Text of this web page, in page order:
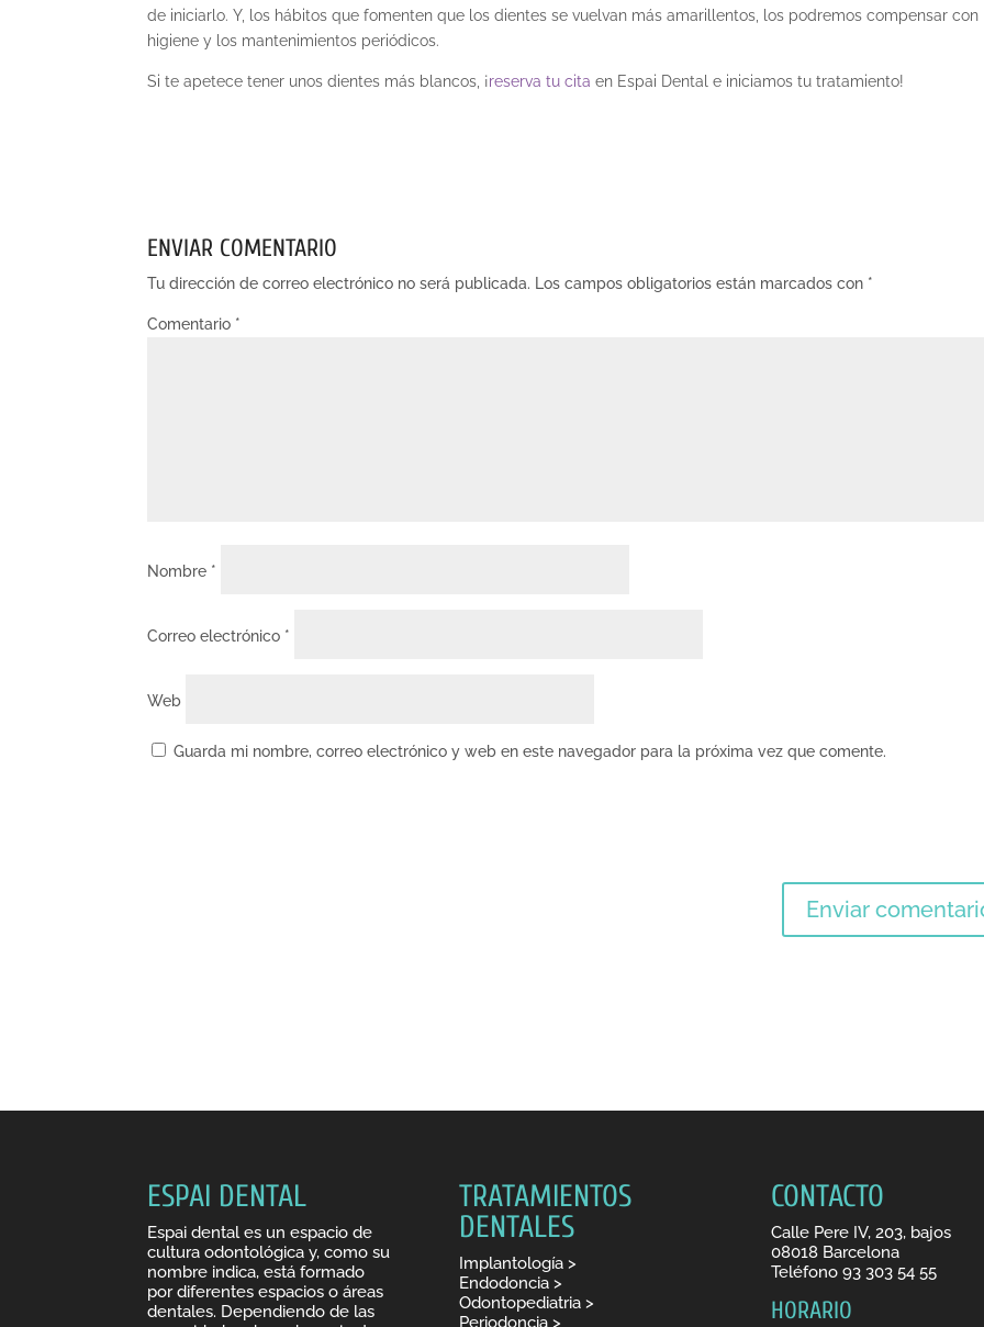
de iniciarlo. Y, los hábitos que fomenten que losdientes se vuelvan más amarillentos , los podremos compensar con
higiene y los mantenimientos periódicos.
Si te apetece tener unos dientes más blancos, ¡reserva tu cita en Espai Dental e iniciamos tu tratamiento!
ENVIAR COMENTARIO
Tu dirección de correo electrónico no será publicada. Los campos obligatorios están marcados con *
Comentario *
Nombre *
Correo electrónico *
Web
Guarda mi nombre, correo electrónico y web en este navegador para la próxima vez que comente.
ESPAI DENTAL
Espai dental es un espacio de
cultura odontológica y, como su
nombre indica, está formado
por diferentes espacios o áreas
dentales. Dependiendo de las
TRATAMIENTOS
DENTALES
Implantología >
Endodoncia>
Odontopediatria >
Periodoncia>
CONTACTO
Calle Pere IV, 203, bajos
08018 Barcelona
Teléfono 93 303 54 55
HORARIO